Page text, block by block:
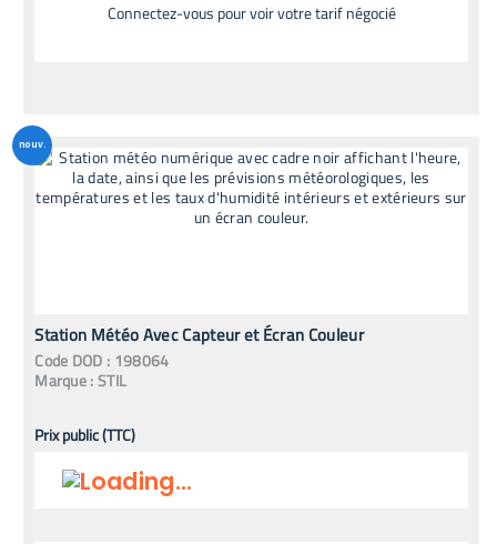
Connectez-vous pour voir votre tarif négocié
nouv.
Station Météo Avec Capteur et Écran Couleur
Code DOD : 198064
Marque :STIL
Prix public (TTC)